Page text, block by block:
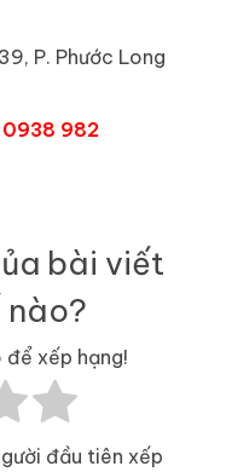
P. Phước Long
982
bài viết
nào?
xếp hạng!
đầu tiên xếp